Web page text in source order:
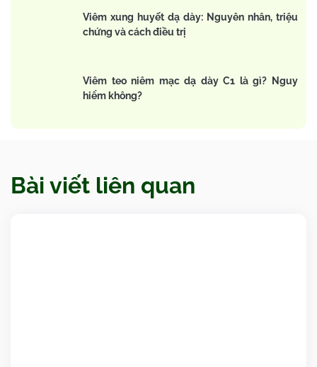
Viêm xung huyết dạ dày: Nguyên nhân, triệu
chứng và cách điều trị
Viêm teo niêm mạc dạ dày C1 là gì? Nguy
hiểm không?
Bài viết liên quan